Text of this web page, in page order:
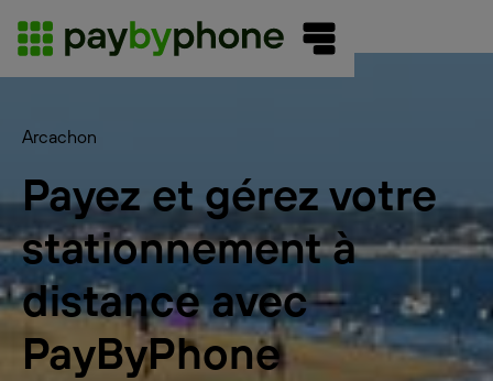
Arcachon
Payez et gérez votre
stationnement à
distance avec
PayByPhone